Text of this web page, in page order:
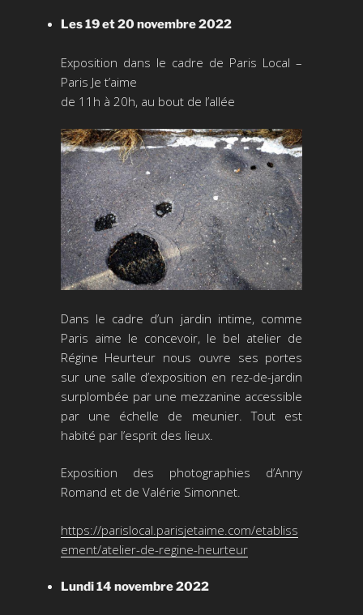
Les 19 et 20 novembre 2022
Exposition dans le cadre de Paris Local –
Paris Je t’aime
de 11h à 20h, au bout de l’allée
Dans le cadre d’un jardin intime, comme
Paris aime le concevoir, le bel atelier de
Régine Heurteur nous ouvre ses portes
sur une salle d’exposition en rez-de-jardin
surplombée par une mezzanine accessible
par une échelle de meunier. Tout est
habité par l’esprit des lieux.
Exposition des photographies d’Anny
Romand et de Valérie Simonnet.
https://parislocal.parisjetaime.com/etabliss
ement/atelier-de-regine-heurteur
Lundi 14 novembre 2022